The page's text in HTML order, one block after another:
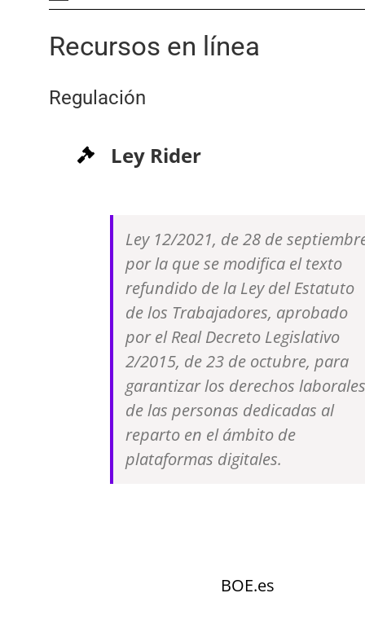
Recursos en línea
Regulación
Ley Rider
Ley 12/2021, de 28 de
por la que se modifica el texto
refundido de la Ley del Estatuto
de los Trabajadores, aprobado
por el Real Decreto Legislativo
2/2015, de 23 de octubre, para
garantizar los derechos laborales
de las personas dedicadas al
reparto en el ámbito de
plataformas digitales.
BOE.es